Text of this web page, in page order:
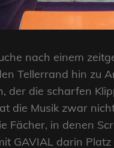
nach einem
Tellerrand hin zu
der die scharfen
die Musik zwar
in denen
GAVIAL darin